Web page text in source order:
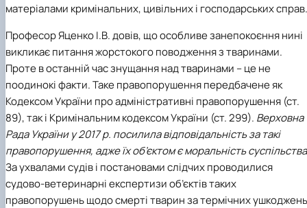
матеріалами кримінальних, цивільних і господарських справ.
Професор Яценко І.В. довів, що особливе занепокоєння нині
викликає питання жорстокого поводження з тваринами.
Проте в останній час знущання над тваринами – це не
поодинокі факти. Таке правопорушення передбачене як
Кодексом України про адміністративні правопорушення (ст.
89), так і Кримінальним кодексом України (ст. 299). Верховна
Рада України у 2017 р. посилила відповідальність за такі
правопорушення, адже їх об’єктом є моральність
За ухвалами судів і постановами слідчих проводилися
судово-ветеринарні експертизи об’єктів таких
правопорушень щодо смерті тварин за термічних